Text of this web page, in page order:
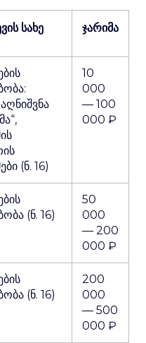
სახე ჯარიმა
(ნ. 16)
10
000
— 100
000 ₽
(ნ. 16)
50
000
— 200
000 ₽
(ნ. 16)
200
000
— 500
000 ₽